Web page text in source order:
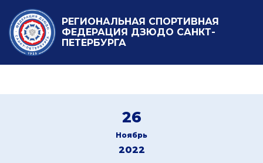
РЕГИОНАЛЬНАЯ СПОРТИВНАЯ
ФЕДЕРАЦИЯ ДЗЮДО САНКТ-
ПЕТЕРБУРГА
26
Ноябрь
2022